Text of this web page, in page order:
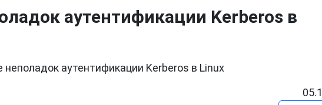
аутентификации Kerberos в
неполадок аутентификации Kerberos в Linux